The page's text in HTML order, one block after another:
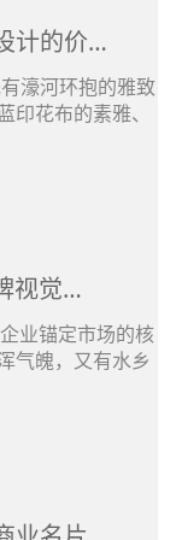
计的价…
濠河环抱的雅致
印花布的素雅、
视觉…
业锚定市场的核
气魄，又有水乡